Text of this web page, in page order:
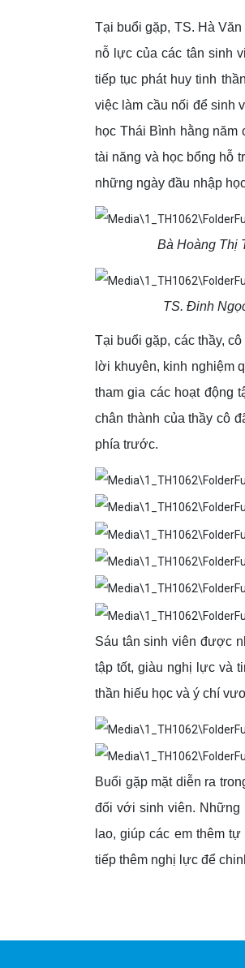
Tại buổi gặp, TS. Hà
nỗ lực của các tân sinh
tiếp tục phát huy tinh
việc làm cầu nối để sinh
học Thái Bình hằng năm
tài năng và học bổng hỗ
những ngày đầu nhập
Bà Hoàng Thị
TS. Đinh
Tại buổi gặp, các thầy,
lời khuyên, kinh nghiệm
tham gia các hoạt động
chân thành của thầy cô
phía trước.
Sáu tân sinh viên được
tập tốt, giàu nghị lực và
thần hiếu học và ý chí
Buổi gặp mặt diễn ra
đối với sinh viên.
lao, giúp các em thêm
tiếp thêm nghị lực để